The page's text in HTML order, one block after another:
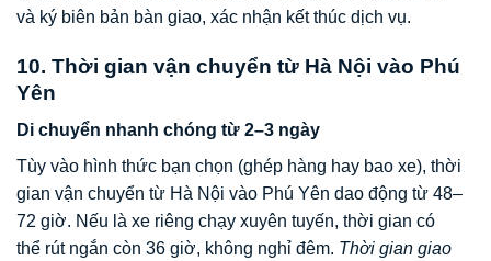
và ký biên bản bàn giao, xác nhận kết thúc dịch vụ.
10. Thời gian vận chuyển từ Hà Nội vào Phú
Yên
Di chuyển nhanh chóng từ 2–3 ngày
Tùy vào hình thức bạn chọn (ghép hàng hay bao xe), thời
gian vận chuyển từ Hà Nội vào Phú Yên dao động từ 48–
72 giờ. Nếu là xe riêng chạy xuyên tuyến, thời gian có
thể rút ngắn còn 36 giờ, không nghỉ đêm. Thời gian giao